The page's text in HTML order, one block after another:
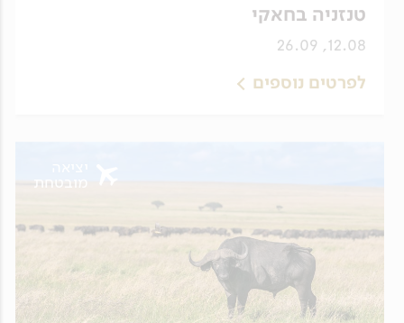
טנזניה בחאקי
12.08, 26.09
לפרטים נוספים
מובטחת